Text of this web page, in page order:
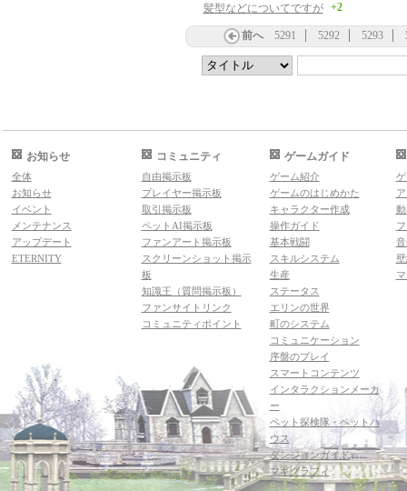
髪型などについてですが +2
前へ 5291 5292 5293
お知らせ
全体
お知らせ
イベント
メンテナンス
アップデート
ETERNITY
コミュニティ
自由掲示板
プレイヤー掲示板
取引掲示板
ペットAI掲示板
ファンアート掲示板
スクリーンショット掲示
板
知識王（質問掲示板）
ファンサイトリンク
コミュニティポイント
ゲームガイド
ゲーム紹介
ゲームのはじめかた
キャラクター作成
操作ガイド
基本戦闘
スキルシステム
生産
ステータス
エリンの世界
町のシステム
コミュニケーション
序盤のプレイ
スマートコンテンツ
インタラクションメーカ
ー
ペット探検隊・ペットハ
ウス
ダンジョンガイド
マギグラフィ